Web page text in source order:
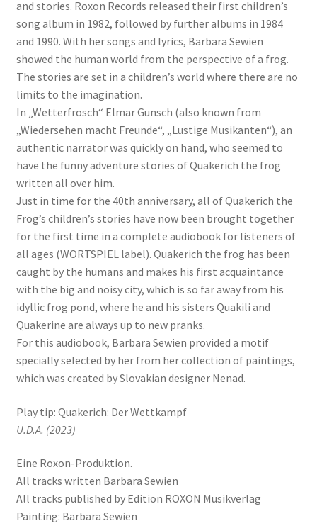
and stories. Roxon Records released their first children’s
song album in 1982, followed by further albums in 1984
and 1990. With her songs and lyrics, Barbara Sewien
showed the human world from the perspective of a frog.
The stories are set in a children’s world where there are no
limits to the imagination.
In „Wetterfrosch“ Elmar Gunsch (also known from
„Wiedersehen macht Freunde“, „Lustige Musikanten“), an
authentic narrator was quickly on hand, who seemed to
have the funny adventure stories of Quakerich the frog
written all over him.
Just in time for the 40th anniversary, all of Quakerich the
Frog’s children’s stories have now been brought together
for the first time in a complete audiobook for listeners of
all ages (WORTSPIEL label). Quakerich the frog has been
caught by the humans and makes his first acquaintance
with the big and noisy city, which is so far away from his
idyllic frog pond, where he and his sisters Quakili and
Quakerine are always up to new pranks.
For this audiobook, Barbara Sewien provided a motif
specially selected by her from her collection of paintings,
which was created by Slovakian designer Nenad.
Play tip: Quakerich: Der Wettkampf
U.D.A. (2023)
Eine Roxon-Produktion.
All tracks written Barbara Sewien
All tracks published by Edition ROXON Musikverlag
Painting: Barbara Sewien